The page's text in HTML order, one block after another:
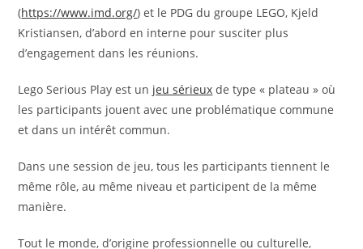
(https://www.imd.org/) et le PDG du groupe LEGO, Kjeld
Kristiansen, d’abord en interne pour susciter plus
d’engagement dans les réunions.
Lego Serious Play est un jeu sérieux de type « plateau » où
les participants jouent avec une problématique commune
et dans un intérêt commun.
Dans une session de jeu, tous les participants tiennent le
même rôle, au même niveau et participent de la même
manière.
Tout le monde, d’origine professionnelle ou culturelle,